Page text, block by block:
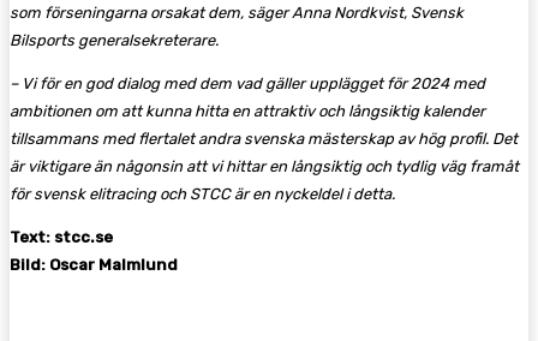
som förseningarna orsakat dem, säger Anna Nordkvist, Svensk
Bilsports generalsekreterare.
– Vi för en god dialog med dem vad gäller upplägget för 2024 med
ambitionen om att kunna hitta en attraktiv och långsiktig kalender
tillsammans med flertalet andra svenska mästerskap av hög profil. Det
är viktigare än någonsin att vi hittar en långsiktig och tydlig väg framåt
för svensk elitracing och STCC är en nyckeldel i detta.
Text: stcc.se
Bild: Oscar Malmlund